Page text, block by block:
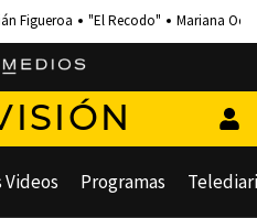
Figueroa "El Recodo" Mariana
Programas